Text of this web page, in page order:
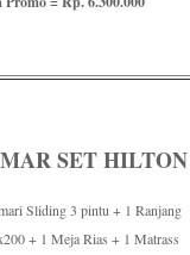
SET HILTON
Sliding 3 pintu + 1 Ranjang
+ 1 Meja Rias + 1 Matrass